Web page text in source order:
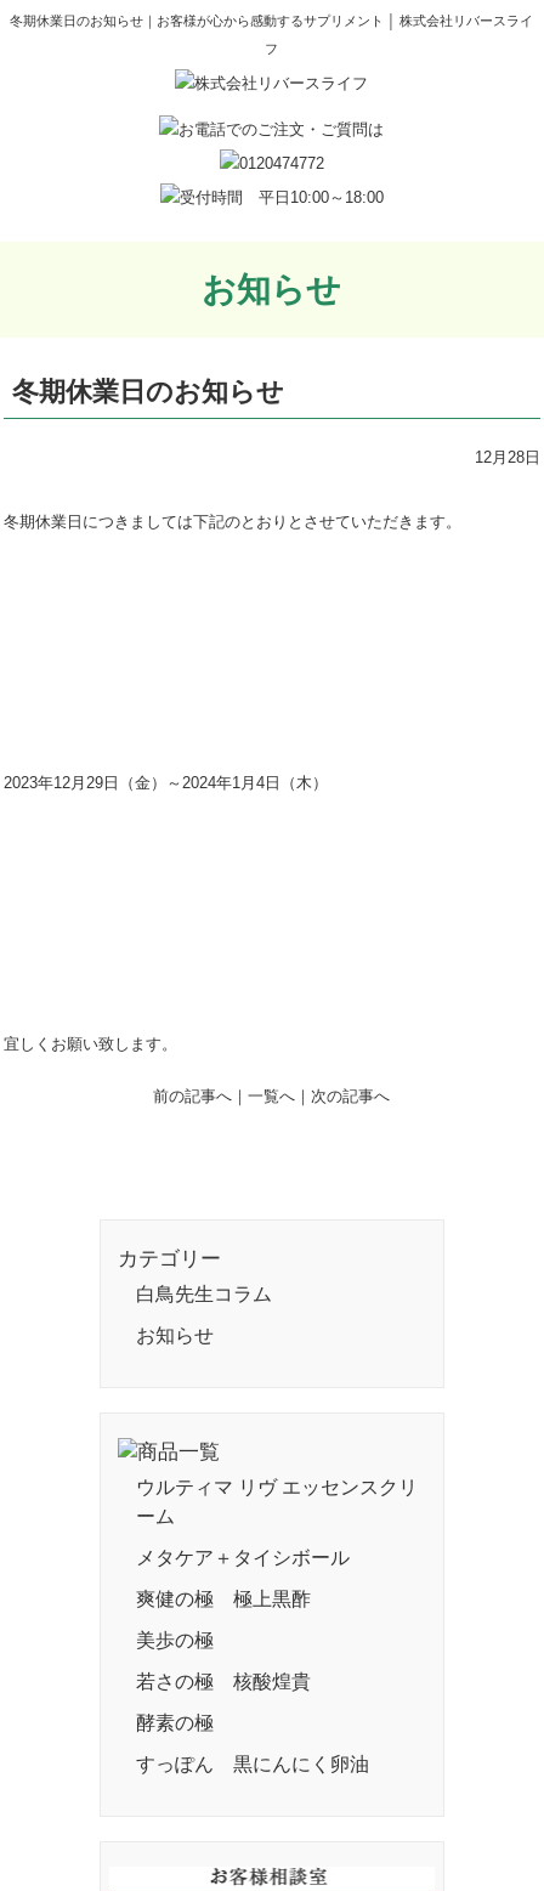
冬期休業日のお知らせ｜お客様が心から感動するサプリメント │ 株式会社リバースライ
フ
お知らせ
冬期休業日のお知らせ
12月28日
冬期休業日につきましては下記のとおりとさせていただきます。
2023年12月29日（金）～2024年1月4日（木）
宜しくお願い致します。
前の記事へ ｜一覧へ ｜ 次の記事へ
カテゴリー
白鳥先生コラム
お知らせ
ウルティマ リヴ エッセンスクリ
ーム
メタケア＋タイシボール
爽健の極 極上黒酢
美歩の極
若さの極 核酸煌貴
酵素の極
すっぽん 黒にんにく卵油